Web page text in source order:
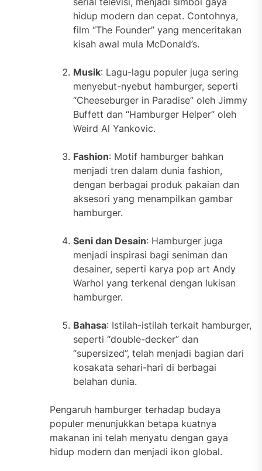
hidup modern dan cepat. Contohnya,
film “The Founder” yang menceritakan
kisah awal mula McDonald’s.
Musik: Lagu-lagu populer juga sering
menyebut-nyebut hamburger, seperti
“Cheeseburger in Paradise” oleh Jimmy
Buffett dan “Hamburger Helper” oleh
Weird Al Yankovic.
Fashion: Motif hamburger bahkan
menjadi tren dalam dunia fashion,
dengan berbagai produk pakaian dan
aksesori yang menampilkan gambar
hamburger.
Seni dan Desain: Hamburger juga
menjadi inspirasi bagi seniman dan
desainer, seperti karya pop art Andy
Warhol yang terkenal dengan lukisan
hamburger.
Bahasa: Istilah-istilah terkait hamburger,
seperti “double-decker” dan
“supersized”, telah menjadi bagian dari
kosakata sehari-hari di berbagai
belahan dunia.
Pengaruh hamburger terhadap budaya
populer menunjukkan betapa kuatnya
makanan ini telah menyatu dengan gaya
hidup modern dan menjadi ikon global.